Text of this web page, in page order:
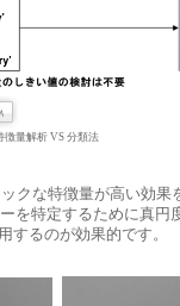
徴量解析 VS 分類法
クな特徴量が高い効果
を特定するために真円
するのが効果的です。